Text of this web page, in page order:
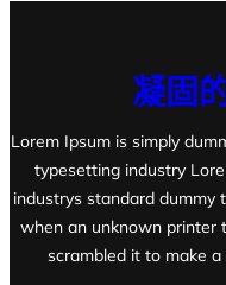
凝固
Lorem Ipsum is simply
typesetting industry
industrys standard dummy
when an unknown printer
scrambled it to make